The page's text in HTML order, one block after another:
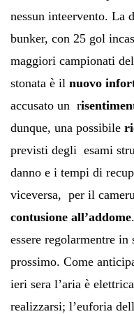
nessun inteervento. La
bunker, con 25 gol
maggiori campionati
stonata è il nuovo
accusato un r
dunque, una possibile
previsti degli esami
danno e i tempi di
viceversa, per il
contusione all’addome
essere regolarmentre in
prossimo. Come
ieri sera l’aria è
realizzarsi; l’euforia